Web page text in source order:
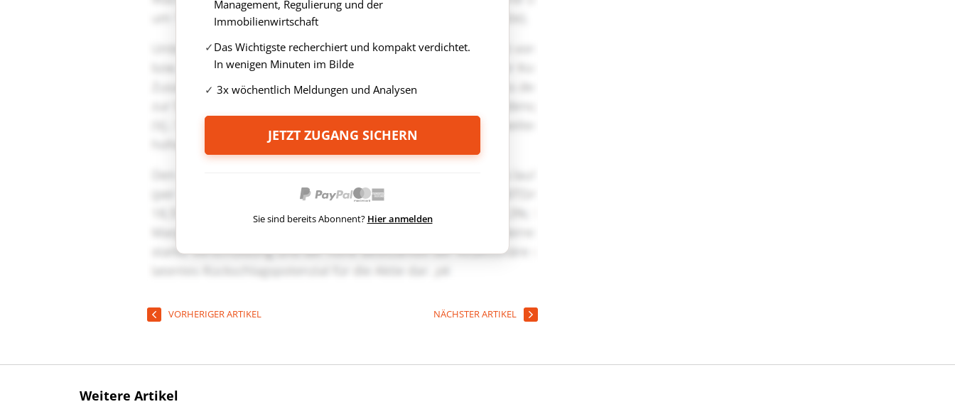
Management, Regulierung und der
Immobilienwirtschaft
Das Wichtigste recherchiert und kompakt verdichtet.
In wenigen Minuten im Bilde
3x wöchentlich Meldungen und Analysen
JETZT ZUGANG SICHERN
Sie sind bereits Abonnent? Hier anmelden
VORHERIGER ARTIKEL NÄCHSTER ARTIKEL
Weitere Artikel